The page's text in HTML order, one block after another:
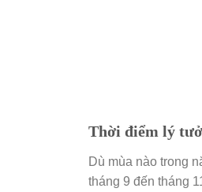
Thời điểm lý
Dù mùa nào trong
tháng 9 đến tháng